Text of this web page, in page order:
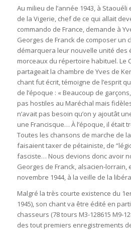
Au milieu de l’année 1943, à Staouéli
de la Vigerie, chef de ce qui allait
commando de France, demande à
Georges de Franck de composer un
démarquera leur nouvelle unité des
morceaux du répertoire habituel. Le
partageait la chambre de Yves de
chant fut écrit, témoigne de l’esprit
de l’époque : « Beaucoup de
pas hostiles au Maréchal mais
n’avait pas besoin qu’on y ajoutât
une Francisque… À l’époque, il était
Toutes les chansons de marche de
faisaient taxer de pétainiste, de
fasciste… Nous devions donc avoir
Georges de Franck, alsacien-lorrain,
novembre 1944, à la veille de la
Malgré la très courte existence du
1945), son chant va être édité en
chasseurs (78 tours M3-128615 M9-
des tout premiers enregistrements